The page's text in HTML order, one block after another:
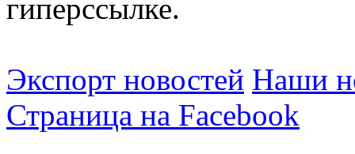
гиперссылке.
Экспорт новостей Наши
Страница на Facebook